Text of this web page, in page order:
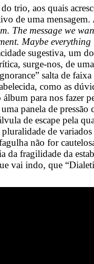
trio, aos quais
de uma
The message we
Maybe
sugestiva, um
surge-nos, de
salta de
como as
para nos fazer
panela de
de escape pela
de
não for
da fragilidade da
vai indo, que